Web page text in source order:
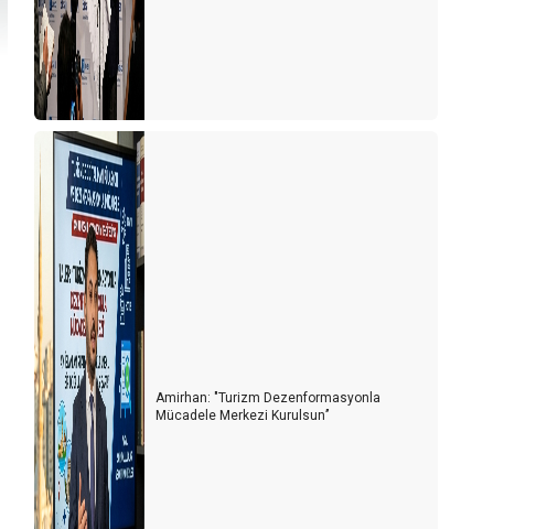
Amirhan: "Turizm Dezenformasyonla
Mücadele Merkezi Kurulsun’’